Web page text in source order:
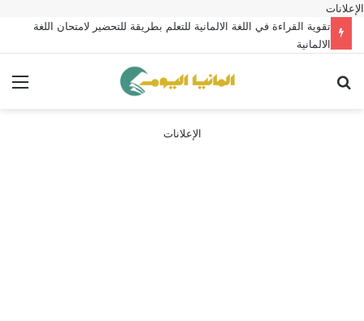
الإعلانات
تقوية القراءة في اللغة الالمانية للتعلم بطريقة للتحضير لامتحان اللغة
الالمانية
الإعلانات